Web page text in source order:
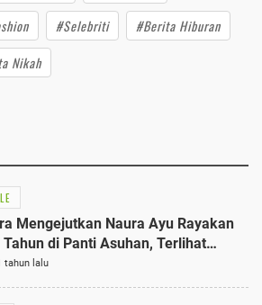
#Selebriti
#Berita Hiburan
Nikah
Mengejutkan Naura Ayu Rayakan
Tahun di Panti Asuhan, Terlihat
dengan Kaftan Cokelat
tahun lalu